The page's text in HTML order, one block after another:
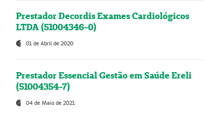
Prestador Decordis Exames Cardiológicos
LTDA (51004346-0)
01 de Abril de 2020
Prestador Essencial Gestão em Saúde Ereli
(51004354-7)
04 de Maio de 2021